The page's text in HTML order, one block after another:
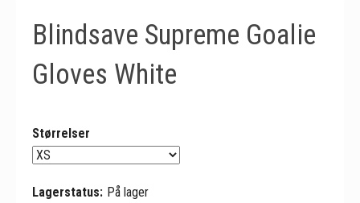
Blindsave Supreme Goalie
Gloves White
Størrelser
Lagerstatus: På lager